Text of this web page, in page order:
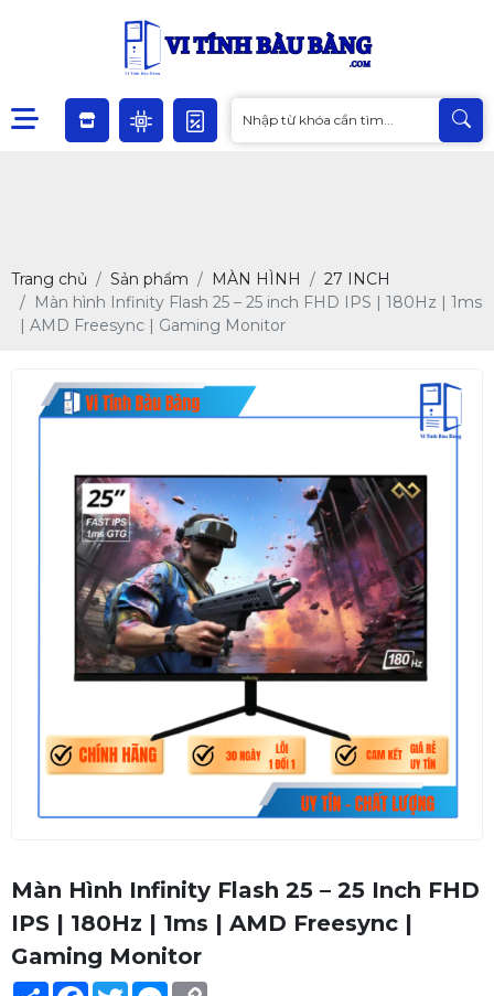
Trang chủ Sản phẩm MÀN HÌNH
27 INCH
Màn hình Infinity Flash 25 – 25 inch FHD IPS | 180Hz | 1ms
| AMD Freesync | Gaming Monitor
Màn Hình Infinity Flash 25 – 25 Inch FHD
IPS | 180Hz | 1ms | AMD Freesync |
Gaming Monitor
Share Facebook
TwitterMessenger